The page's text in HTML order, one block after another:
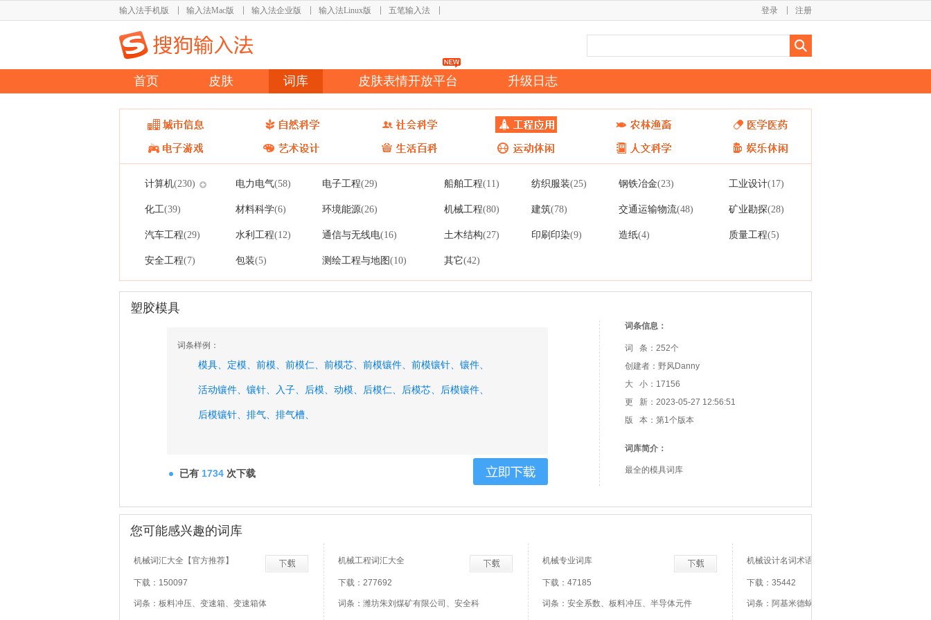
输入法手机版 输入法Mac版 输入法企业版 输入法Linux版 五笔输入法 注册
登录
首页 皮肤 词库 皮肤表情开放平台 升级日志
计算机(230) 电力电气(58) 电子工程(29) 船舶工程(11) 纺织服装(25) 钢铁冶金(23) 工业设计(17)
化工(39) 材料科学(6) 环境能源(26) 机械工程(80) 建筑(78) 交通运输物流(48) 矿业勘探(28)
汽车工程(29) 水利工程(12) 通信与无线电(16) 土木结构(27) 印刷印染(9) 造纸(4) 质量工程(5)
安全工程(7) 包装(5) 测绘工程与地图(10) 其它(42)
塑胶模具
词条样例：
模具、 定模、 前模、 前模仁、 前模芯、 前模镶件、 前模镶针、 镶件、
活动镶件、 镶针、 入子、 后模、 动模、 后模仁、 后模芯、 后模镶件、
后模镶针、 排气、 排气槽、
已有 1734 次下载
词条信息：
词 条：252个
创建者：野风Danny
大 小：17156
更 新：2023-05-27 12:56:51
版 本：第1个版本
词库简介：
最全的模具词库
您可能感兴趣的词库
机械词汇大全【官方推荐】
下载：150097
词条：板料冲压、变速箱、变速箱体
机械工程词汇大全
下载：277692
词条：潍坊朱刘煤矿有限公司、安全科
机械专业词库
下载：47185
词条：安全系数、板料冲压、半导体元件
机械设计名词术语
下载：35442
词条：阿基米德蜗杆、安全系数、安全载荷